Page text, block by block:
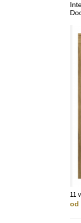
11
od